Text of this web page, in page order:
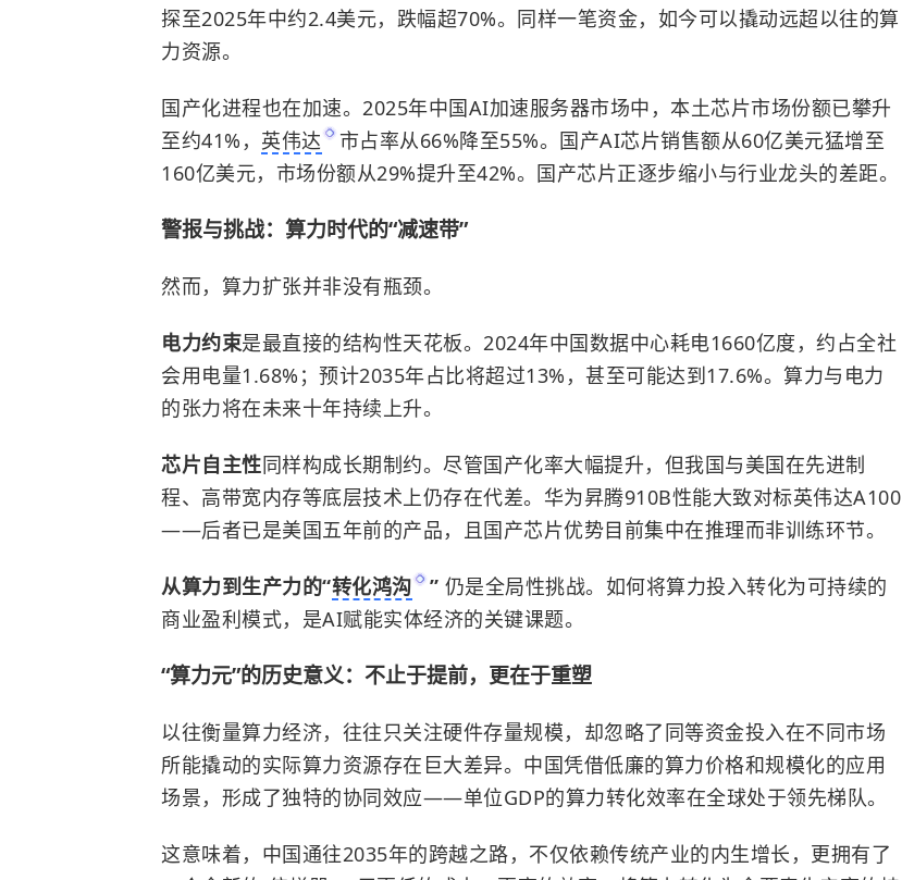
探至2025年中约2.4美元，跌幅超70%。同样一笔资金，如今可以撬动远超以往的算
力资源。
国产化进程也在加速。2025年中国AI加速服务器市场中，本土芯片市场份额已攀升
至约41%， 英伟达
市占率从66%降至55%。国产AI芯片销售额从60亿美元猛增至
160亿美元，市场份额从29%提升至42%。国产芯片正逐步缩小与行业龙头的差距。
警报与挑战：算力时代的“减速带”
然而，算力扩张并非没有瓶颈。
电力约束是最直接的结构性天花板。2024年中国数据中心耗电1660亿度，约占全社
会用电量1.68%；预计2035年占比将超过13%，甚至可能达到17.6%。算力与电力
的张力将在未来十年持续上升。
芯片自主性同样构成长期制约。尽管国产化率大幅提升，但我国与美国在先进制
程、高带宽内存等底层技术上仍存在代差。华为昇腾910B性能大致对标英伟达A100
——后者已是美国五年前的产品，且国产芯片优势目前集中在推理而非训练环节。
从算力到生产力的“转化鸿沟 ” 仍是全局性挑战。如何将算力投入转化为可持续的
商业盈利模式，是AI赋能实体经济的关键课题。
“算力元”的历史意义：不止于提前，更在于重塑
以往衡量算力经济，往往只关注硬件存量规模，却忽略了同等资金投入在不同市场
所能撬动的实际算力资源存在巨大差异。中国凭借低廉的算力价格和规模化的应用
场景，形成了独特的协同效应——单位GDP的算力转化效率在全球处于领先梯队。
这意味着，中国通往2035年的跨越之路，不仅依赖传统产业的内生增长，更拥有了